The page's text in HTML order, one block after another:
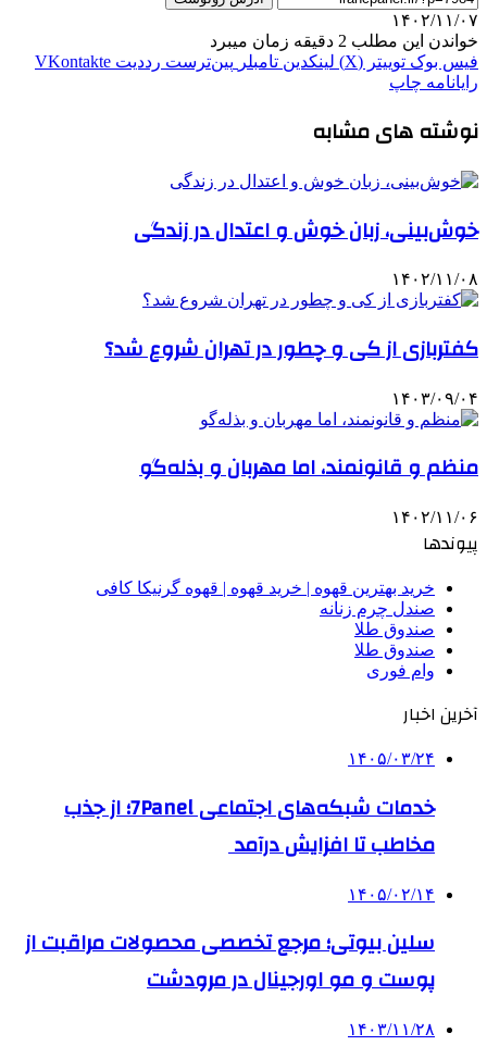
۱۴۰۲/۱۱/۰۷
خواندن این مطلب 2 دقیقه زمان میبرد
فیس بوک توییتر (X) لینکدین ‫تامبلر ‫پین‌ترست ‫رددیت ‫VKontakte
رایانامه چاپ
نوشته های مشابه
خوش‌بینی، زبان خوش و اعتدال در زندگی
۱۴۰۲/۱۱/۰۸
کفتربازی از کی و چطور در تهران شروع شد؟
۱۴۰۳/۰۹/۰۴
منظم و قانونمند، اما مهربان و بذله‌گو
۱۴۰۲/۱۱/۰۶
پیوندها
خرید بهترین قهوه | خرید قهوه | قهوه گرنیکا کافی
صندل چرم زنانه
صندوق طلا
صندوق طلا
وام فوری
آخرین اخبار
۱۴۰۵/۰۳/۲۴
خدمات شبکه‌های اجتماعی 7Panel؛ از جذب
مخاطب تا افزایش درآمد
۱۴۰۵/۰۲/۱۴
سلین بیوتی؛ مرجع تخصصی محصولات مراقبت از
پوست و مو اورجینال در مرودشت
۱۴۰۳/۱۱/۲۸